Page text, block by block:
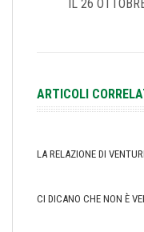
IL 26
ARTICOLI
LA RELAZIONE DI VENTURI
CI DICANO CHE NON È